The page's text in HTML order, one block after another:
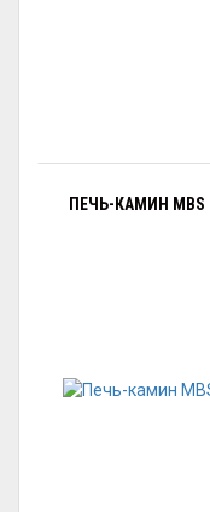
ПЕЧЬ-КАМИН MBS